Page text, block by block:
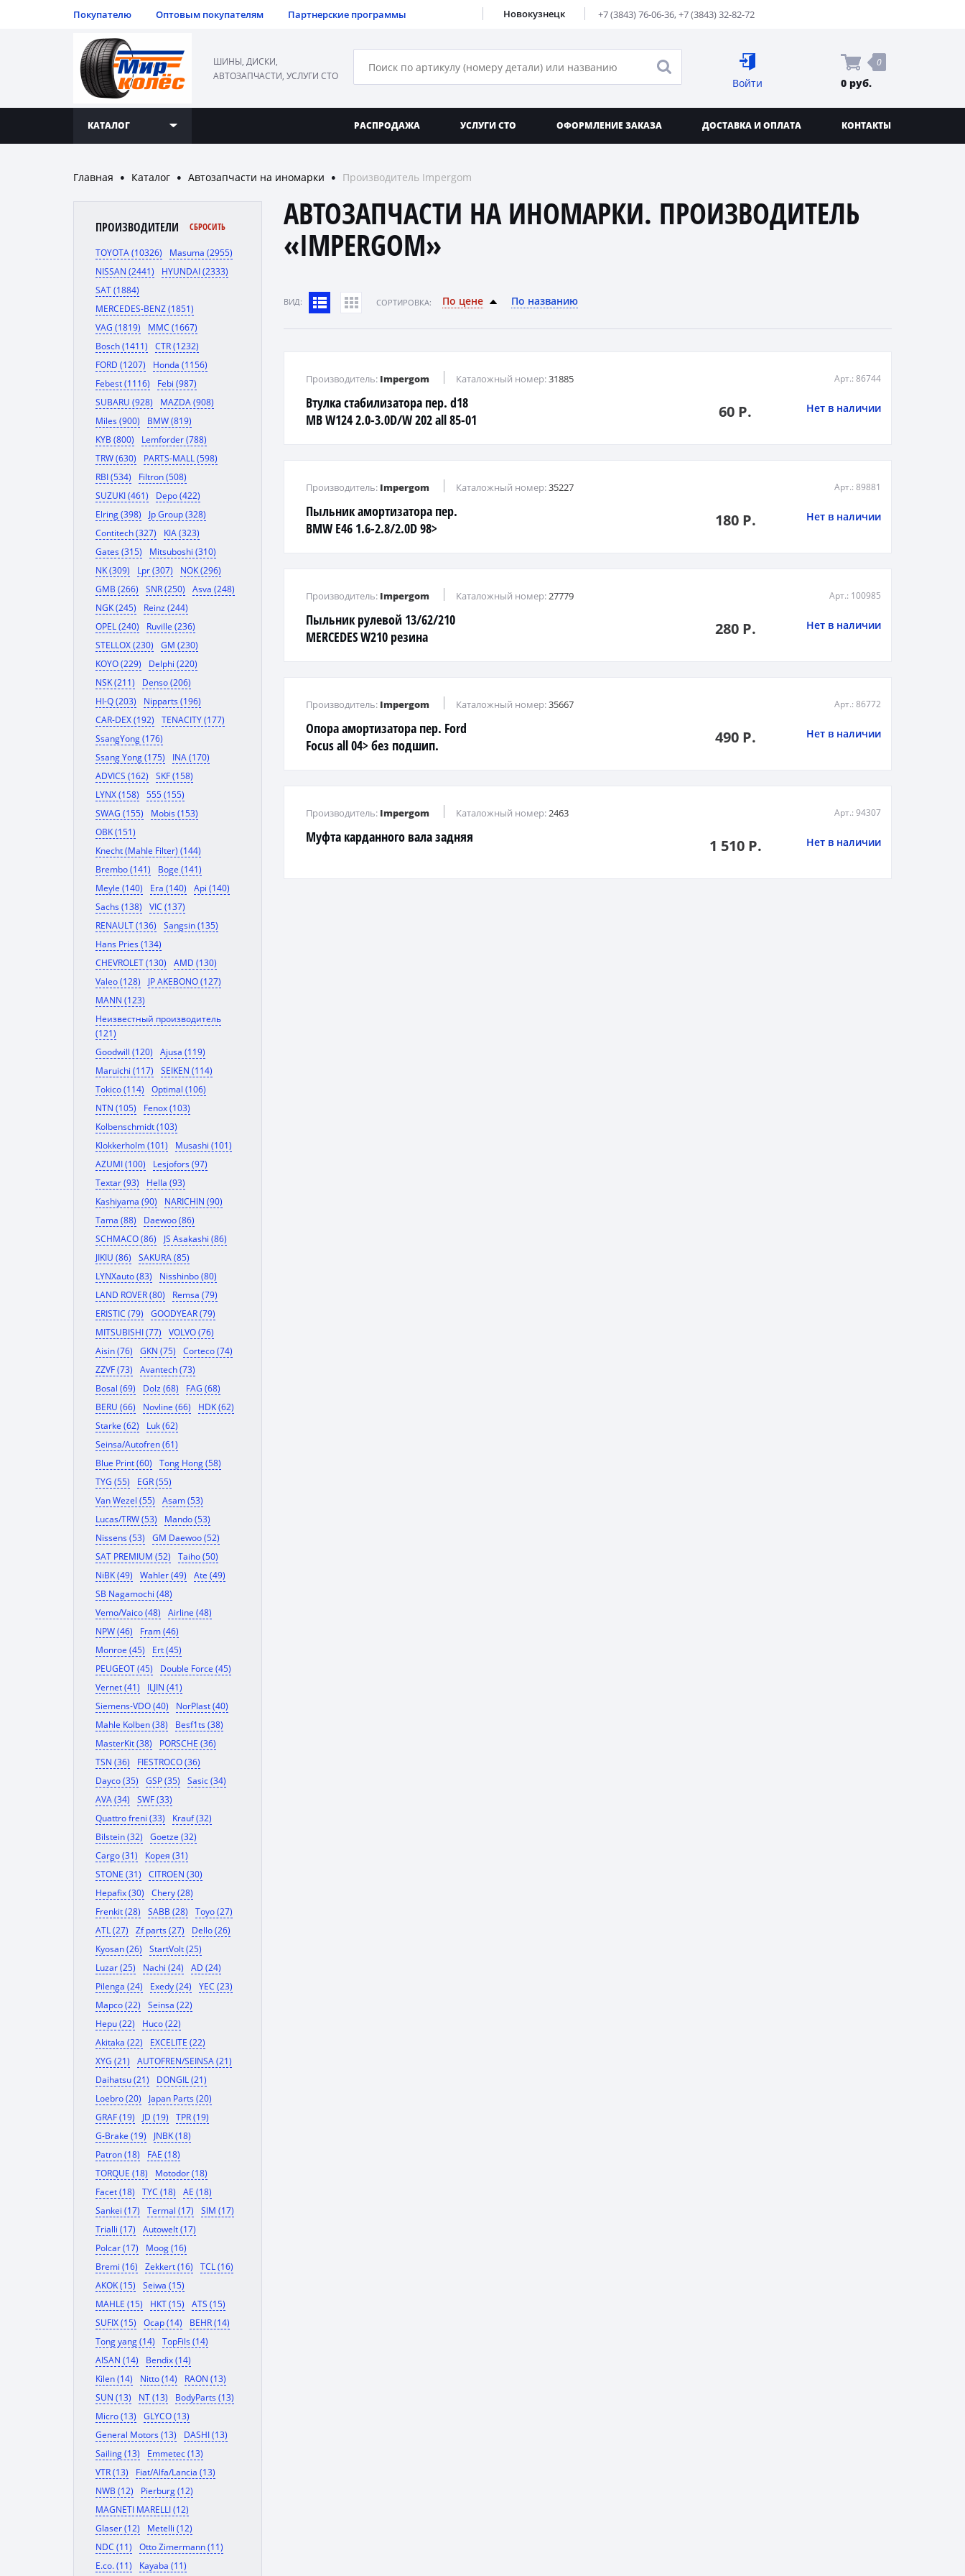
Покупателю Оптовым покупателям Партнерские программы Новокузнецк +7 (3843) 76-06-36,+7 (3843) 32-82-72
ШИНЫ, ДИСКИ,
АВТОЗАПЧАСТИ, УСЛУГИ СТО
Войти
0
0 руб.
КАТАЛОГ РАСПРОДАЖА УСЛУГИ СТО ОФОРМЛЕНИЕ ЗАКАЗА ДОСТАВКА И ОПЛАТА КОНТАКТЫ
Главная ● Каталог ● Автозапчасти на иномарки ● Производитель Impergom
ПРОИЗВОДИТЕЛИ СБРОСИТЬ
TOYOTA (10326)
Masuma (2955)
NISSAN (2441)
HYUNDAI (2333)
SAT (1884)
MERCEDES-BENZ (1851)
VAG (1819)
MMC (1667)
Bosch (1411)
CTR (1232)
FORD (1207)
Honda (1156)
Febest (1116)
Febi (987)
SUBARU (928)
MAZDA (908)
Miles (900)
BMW (819)
KYB (800)
Lemforder (788)
TRW (630)
PARTS-MALL (598)
RBI (534)
Filtron (508)
SUZUKI (461)
Depo (422)
Elring (398)
Jp Group (328)
Contitech (327)
KIA (323)
Gates (315)
Mitsuboshi (310)
NK (309)
Lpr (307)
NOK (296)
GMB (266)
SNR (250)
Asva (248)
NGK (245)
Reinz (244)
OPEL (240)
Ruville (236)
STELLOX (230)
GM (230)
KOYO (229)
Delphi (220)
NSK (211)
Denso (206)
HI-Q (203)
Nipparts (196)
CAR-DEX (192)
TENACITY (177)
SsangYong (176)
Ssang Yong (175)
INA (170)
ADVICS (162)
SKF (158)
LYNX (158)
555 (155)
SWAG (155)
Mobis (153)
OBK (151)
Knecht (Mahle Filter) (144)
Brembo (141)
Boge (141)
Meyle (140)
Era (140)
Api (140)
Sachs (138)
VIC (137)
RENAULT (136)
Sangsin (135)
Hans Pries (134)
CHEVROLET (130)
AMD (130)
Valeo (128)
JP AKEBONO (127)
MANN (123)
Неизвестный производитель
(121)
Goodwill (120)
Ajusa (119)
Maruichi (117)
SEIKEN (114)
Tokico (114)
Optimal (106)
NTN (105)
Fenox (103)
Kolbenschmidt (103)
Klokkerholm (101)
Musashi (101)
AZUMI (100)
Lesjofors (97)
Textar (93)
Hella (93)
Kashiyama (90)
NARICHIN (90)
Tama (88)
Daewoo (86)
SCHMACO (86)
JS Asakashi (86)
JIKIU (86)
SAKURA (85)
LYNXauto (83)
Nisshinbo (80)
LAND ROVER (80)
Remsa (79)
ERISTIC (79)
GOODYEAR (79)
MITSUBISHI (77)
VOLVO (76)
Aisin (76)
GKN (75)
Corteco (74)
ZZVF (73)
Avantech (73)
Bosal (69)
Dolz (68)
FAG (68)
BERU (66)
Novline (66)
HDK (62)
Starke (62)
Luk (62)
Seinsa/Autofren (61)
Blue Print (60)
Tong Hong (58)
TYG (55)
EGR (55)
Van Wezel (55)
Asam (53)
Lucas/TRW (53)
Mando (53)
Nissens (53)
GM Daewoo (52)
SAT PREMIUM (52)
Taiho (50)
NiBK (49)
Wahler (49)
Ate (49)
SB Nagamochi (48)
Vemo/Vaico (48)
Airline (48)
NPW (46)
Fram (46)
Monroe (45)
Ert (45)
PEUGEOT (45)
Double Force (45)
Vernet (41)
ILJIN (41)
Siemens-VDO (40)
NorPlast (40)
Mahle Kolben (38)
Besf1ts (38)
MasterKit (38)
PORSCHE (36)
TSN (36)
FIESTROCO (36)
Dayco (35)
GSP (35)
Sasic (34)
AVA (34)
SWF (33)
Quattro freni (33)
Krauf (32)
Bilstein (32)
Goetze (32)
Cargo (31)
Корея (31)
STONE (31)
CITROEN (30)
Hepafix (30)
Chery (28)
Frenkit (28)
SABB (28)
Toyo (27)
ATL (27)
Zf parts (27)
Dello (26)
Kyosan (26)
StartVolt (25)
Luzar (25)
Nachi (24)
AD (24)
Pilenga (24)
Exedy (24)
YEC (23)
Mapco (22)
Seinsa (22)
Hepu (22)
Huco (22)
Akitaka (22)
EXCELITE (22)
XYG (21)
AUTOFREN/SEINSA (21)
Daihatsu (21)
DONGIL (21)
Loebro (20)
Japan Parts (20)
GRAF (19)
JD (19)
TPR (19)
G-Brake (19)
JNBK (18)
Patron (18)
FAE (18)
TORQUE (18)
Motodor (18)
Facet (18)
TYC (18)
AE (18)
Sankei (17)
Termal (17)
SIM (17)
Trialli (17)
Autowelt (17)
Polcar (17)
Moog (16)
Bremi (16)
Zekkert (16)
TCL (16)
AKOK (15)
Seiwa (15)
MAHLE (15)
HKT (15)
ATS (15)
SUFIX (15)
Ocap (14)
BEHR (14)
Tong yang (14)
TopFils (14)
AISAN (14)
Bendix (14)
Kilen (14)
Nitto (14)
RAON (13)
SUN (13)
NT (13)
BodyParts (13)
Micro (13)
GLYCO (13)
General Motors (13)
DASHI (13)
Sailing (13)
Emmetec (13)
VTR (13)
Fiat/Alfa/Lancia (13)
NWB (12)
Pierburg (12)
MAGNETI MARELLI (12)
Glaser (12)
Metelli (12)
NDC (11)
Otto Zimermann (11)
E.co. (11)
Kayaba (11)
АВТОЗАПЧАСТИ НА ИНОМАРКИ. ПРОИЗВОДИТЕЛЬ
«IMPERGOM»
ВИД: CОРТИРОВКА: По цене По названию
Втулка стабилизатора пер. d18
MB W124 2.0-3.0D/W 202 all 85-01
Производитель: Impergom Каталожный номер:31885 Арт.: 86744
60 Р. Нет в наличии
Пыльник амортизатора пер.
BMW E46 1.6-2.8/2.0D 98>
Производитель: Impergom Каталожный номер:35227 Арт.: 89881
180 Р. Нет в наличии
Пыльник рулевой 13/62/210
MERCEDES W210 резина
Производитель: Impergom Каталожный номер:27779 Арт.: 100985
280 Р. Нет в наличии
Опора амортизатора пер. Ford
Focus all 04> без подшип.
Производитель: Impergom Каталожный номер:35667 Арт.: 86772
490 Р. Нет в наличии
Муфта карданного вала задняя
Производитель: Impergom Каталожный номер:2463 Арт.: 94307
1 510 Р. Нет в наличии